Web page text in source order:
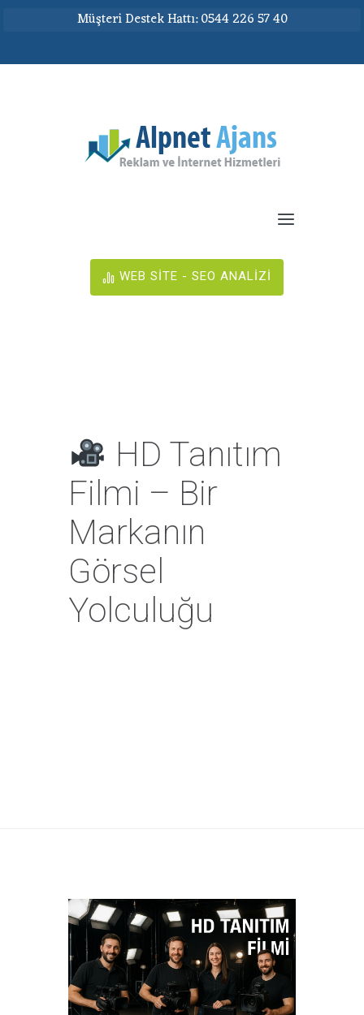
Müşteri Destek Hattı: 0544 226 57 40
WEB SİTE - SEO ANALİZİ
HD Tanıtım
Filmi – Bir
Markanın
Görsel
Yolculuğu